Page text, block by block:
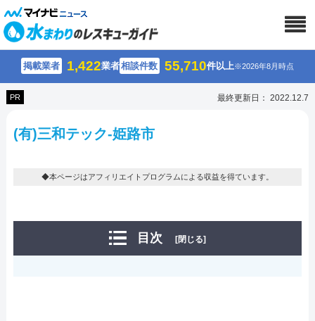
掲載業者 1,422業者相談件数 55,710件以上※2026年8月時点
PR 最終更新日： 2022.12.7
(有)三和テック-姫路市
◆本ページはアフィリエイトプログラムによる収益を得ています。
目次 [閉じる]